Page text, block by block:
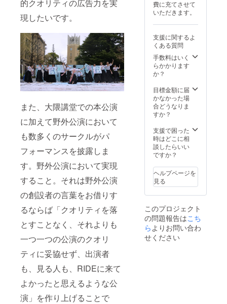
的クオリティの広告力を実
現したいです。
また、大隈講堂での本公演
に加えて野外公演において
も数多くのサークルがパ
フォーマンスを披露しま
す。野外公演において実現
すること。それは野外公演
の創設者の言葉をお借りす
るならば「クオリティを落
とすことなく、それよりも
一つ一つの公演のクオリ
ティに妥協せず、出演者
も、見る人も、RIDEに来て
よかったと思えるような公
演」を作り上げることで
メール
にて動
画URL
をお送
りしま
す。 ※
ス
ウェッ
イズは
S,M,L,X
Lからお
い。カ
ラーは
ブラッ
クのみ
ます。
ご記入
くださ
い。 ※
バナー
などの
画像の
受け渡
しにつ
は、プ
ロジェ
クト終
了後に
する
メール
をご確
認くだ
※3/19以
降にパ
ンフ
レット
締め切
るた
め、会
場での
ロゴ出
どの画
像の受
け渡し
ては、
プロ
ジェク
ト終了
後にお
るメー
ルにて
ご案内
いたし
※必ず備
考欄に
掲載を
希望さ
名前を
ご記入
くださ
い。 ※
バナー
などの
画像の
受け渡
しにつ
費に充てさせて
いただきます。
支援に関するよ
くある質問
手数料はいく
らかかります
か？
目標金額に届
かなかった場
合どうなりま
すか？
支援で困った
時はどこに相
談したらいい
ですか？
ヘルプページを
見る
このプロジェクト
の問題報告はこち
らよりお問い合わ
せください